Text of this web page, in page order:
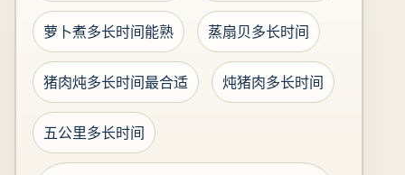
萝卜煮多长时间能熟 蒸扇贝多长时间
猪肉炖多长时间最合适 炖猪肉多长时间
五公里多长时间